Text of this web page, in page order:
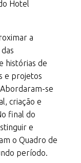
Hotel
a
histórias de
e projetos
se
criação e
final do
e
o Quadro de
período.